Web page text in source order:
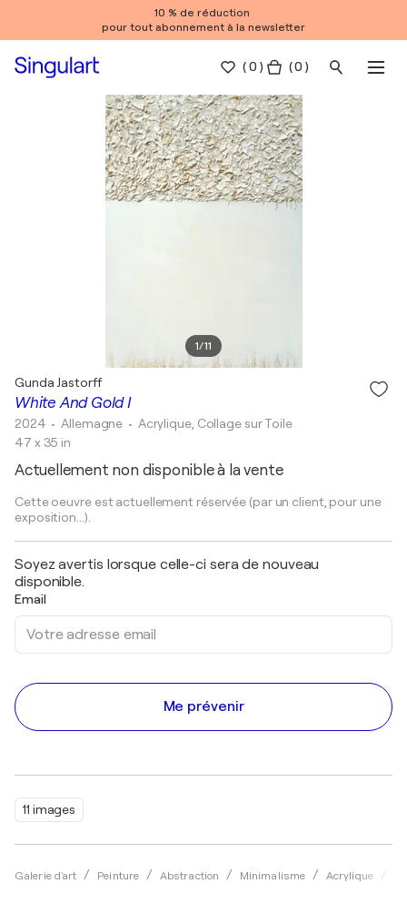
10 % de réduction
pour tout abonnement à la newsletter
(0 ) ( 0 )
1/11
11 images
Galerie d'art Peinture Abstraction Minimalisme Acrylique
White And Gold I
Gunda Jastorff
2024 • Allemagne • Acrylique, Collage sur Toile
47 x 35 in
Actuellement non disponible à la vente
Cette oeuvre est actuellement réservée (par un client, pour une
exposition...).
Soyez avertis lorsque celle-ci sera de nouveau
disponible.
Email
Me prévenir